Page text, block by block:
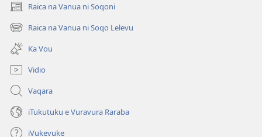
Raica na Vanua ni Soqoni
(opens
new
window)
Raica na Vanua ni Soqo Lelevu
(opens
new
window)
Ka Vou
Vidio
Vaqara
iTukutuku e Vuravura Raraba
iVukevuke